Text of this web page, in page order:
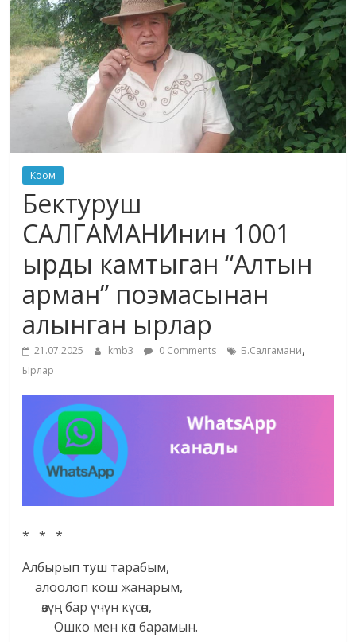
маданияты
жана
адабияты
Коом
Бектуруш
САЛГАМАНИнин 1001
ырды камтыган “Алтын
арман” поэмасынан
алынган ырлар
21.07.2025 kmb3 0 Comments Б.Салгамани,
Ырлар
* * *
Албырып туш тарабым,
алоолоп кош жанарым,
өзүң бар үчүн күсөп,
Ошко мен көп барамын.